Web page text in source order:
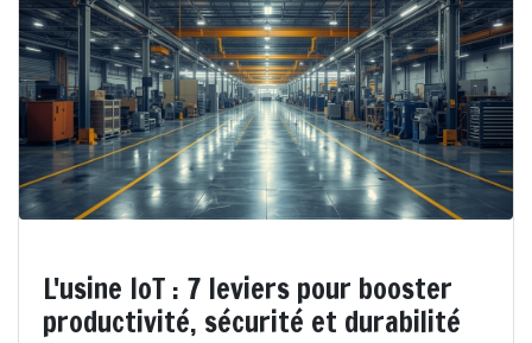
L'usine IoT : 7 leviers pour booster
productivité, sécurité et durabilité